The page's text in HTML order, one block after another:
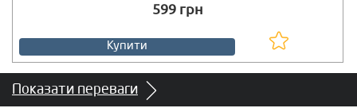
599 грн
Купити
Показати переваги